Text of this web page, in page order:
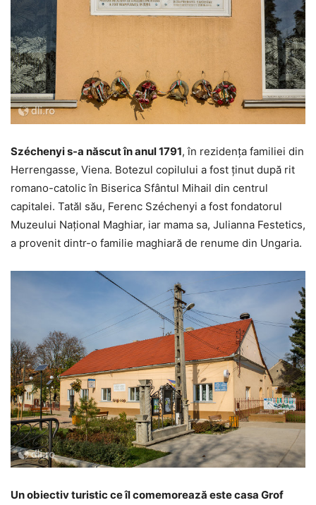
Széchenyi s-a născut în anul 1791, în rezidența familiei din
Herrengasse, Viena. Botezul copilului a fost ținut după rit
romano-catolic în Biserica Sfântul Mihail din centrul
capitalei. Tatăl său, Ferenc Széchenyi a fost fondatorul
Muzeului Național Maghiar, iar mama sa, Julianna Festetics,
a provenit dintr-o familie maghiară de renume din Ungaria.
Un obiectiv turistic ce îl comemorează este casa Grof